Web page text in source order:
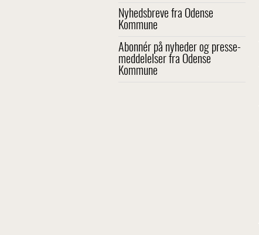
Nyhedsbreve fra Odense
Kommune
Abonnér på nyheder og presse-
meddelelser fra Odense
Kommune